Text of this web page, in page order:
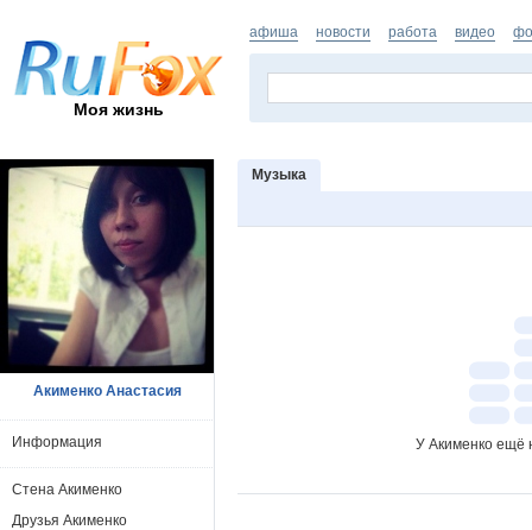
Моя жизнь
афиша новости работа видео
Музыка
У Акименко ещё
Акименко Анастасия
Информация
Стена Акименко
Друзья Акименко